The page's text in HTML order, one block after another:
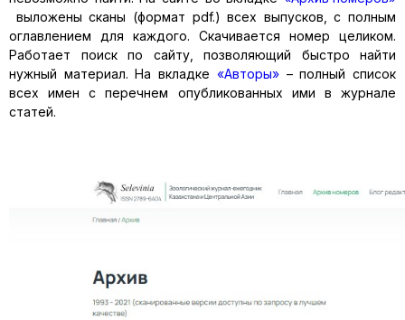
выложены сканы (формат pdf.) всех выпусков, с полным
оглавлением для каждого. Скачивается номер целиком.
Работает поиск по сайту, позволяющий быстро найти
нужный материал. На вкладке «Авторы»– полный список
всех имен с перечнем опубликованных ими в журнале
статей.